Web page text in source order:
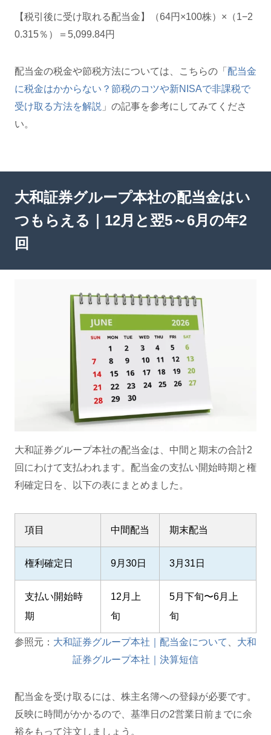
【税引後に受け取れる配当金】（64円×100株）×（1−2
0.315％）＝5,099.84円
配当金の税金や節税方法については、こちらの「 配当金
に税金はかからない？節税のコツや新NISAで非課税で
受け取る方法を解説 」の記事を参考にしてみてくださ
い。
大和証券グループ本社の配当金はい
つもらえる｜12月と翌5～6月の年2
回
大和証券グループ本社の配当金は、中間と期末の合計2
回にわけて支払われます。配当金の支払い開始時期と権
利確定日を、以下の表にまとめました。
項目 中間配当 期末配当
権利確定日 9月30日 3月31日
支払い開始時
期
12月上
旬
5月下旬〜6月上
旬
参照元： 大和証券グループ本社｜配当金について
大和
証券グループ本社｜決算短信
配当金を受け取るには、株主名簿への登録が必要です。
反映に時間がかかるので、基準日の2営業日前までに余
裕をもって注文しましょう。